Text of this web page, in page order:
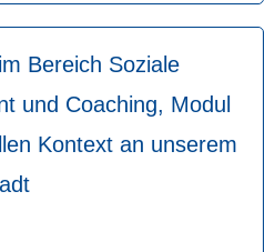
Bereich Soziale
und Coaching, Modul
Kontext an unserem